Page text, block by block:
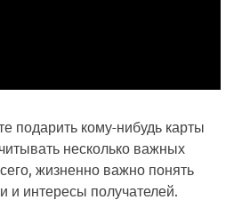
подарить кому-нибудь карты
несколько важных
жизненно важно понять
и интересы получателей.